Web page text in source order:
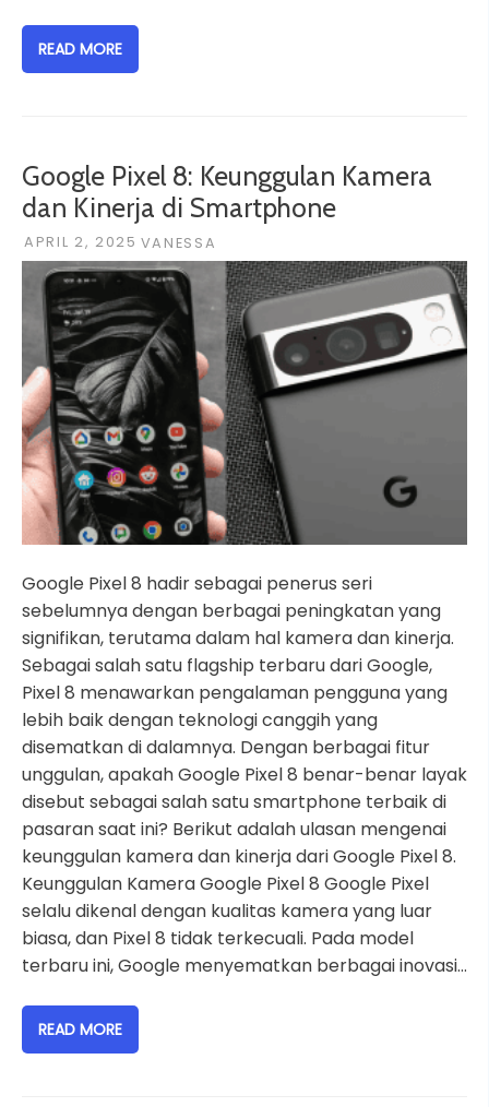
READ MORE
Google Pixel 8: Keunggulan Kamera
dan Kinerja di Smartphone
APRIL 2, 2025 VANESSA
Google Pixel 8 hadir sebagai penerus seri
sebelumnya dengan berbagai peningkatan yang
signifikan, terutama dalam hal kamera dan kinerja.
Sebagai salah satu flagship terbaru dari Google,
Pixel 8 menawarkan pengalaman pengguna yang
lebih baik dengan teknologi canggih yang
disematkan di dalamnya. Dengan berbagai fitur
unggulan, apakah Google Pixel 8 benar-benar layak
disebut sebagai salah satu smartphone terbaik di
pasaran saat ini? Berikut adalah ulasan mengenai
keunggulan kamera dan kinerja dari Google Pixel 8.
Keunggulan Kamera Google Pixel 8 Google Pixel
selalu dikenal dengan kualitas kamera yang luar
biasa, dan Pixel 8 tidak terkecuali. Pada model
terbaru ini, Google menyematkan berbagai inovasi…
READ MORE